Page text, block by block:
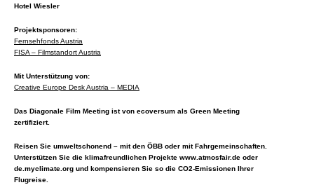
Hotel Wiesler
Projektsponsoren:
Fernsehfonds Austria
FISA – Filmstandort Austria
Mit Unterstützung von:
Creative Europe Desk Austria – MEDIA
Das Diagonale Film Meeting ist von ecoversum als Green Meeting
zertifiziert.
Reisen Sie umweltschonend – mit den ÖBB oder mit Fahrgemeinschaften.
Unterstützen Sie die klimafreundlichen Projekte www.atmosfair.de oder
de.myclimate.org und kompensieren Sie so die CO2-Emissionen Ihrer
Flugreise.